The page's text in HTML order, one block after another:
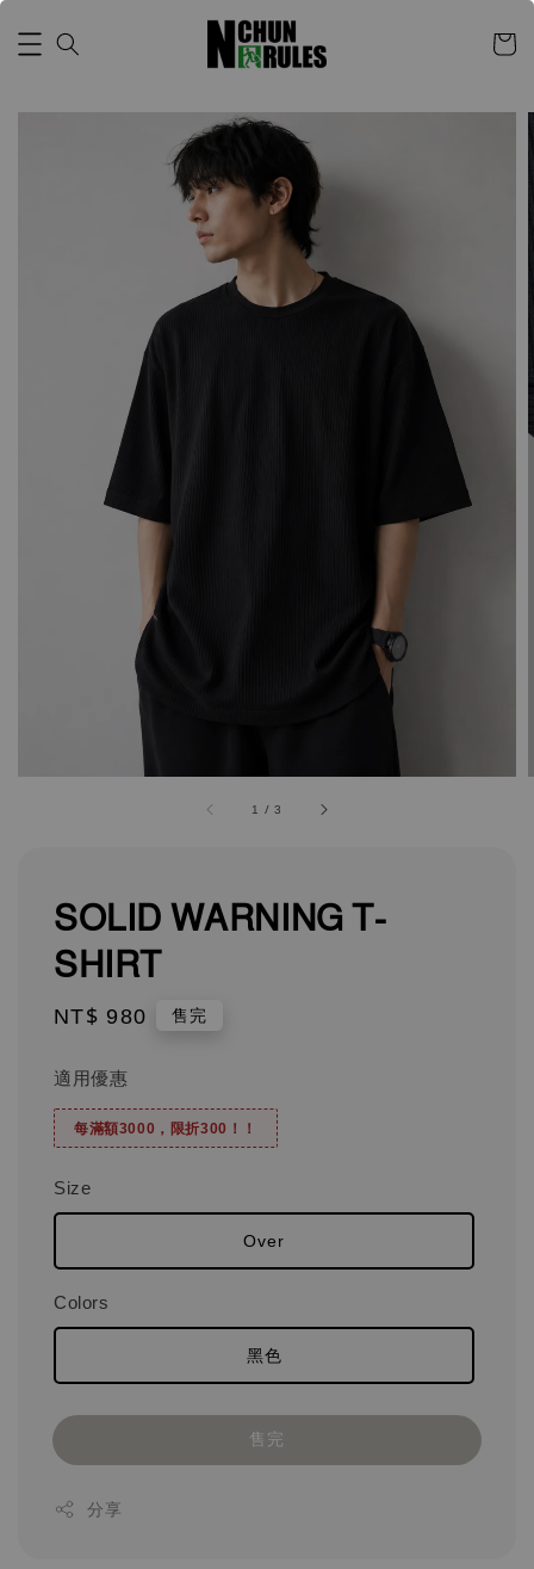
1 /3
SOLID WARNING T-
SHIRT
Regular
NT$ 980 售完
適用優惠
每滿額3000，限折300！！
Size
Over
Colors
黑色
售完
分享